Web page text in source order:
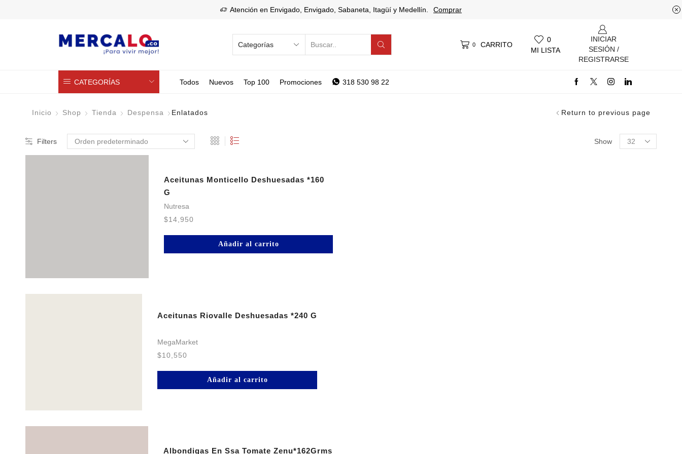
Atención en Envigado, Envigado, Sabaneta, Itagüí y Medellín. Comprar
SEARCH
0 CARRITO
0
MI LISTA
INICIAR
SESIÓN /
REGISTRARSE
CATEGORÍAS Todos Nuevos Top 100 Promociones 318 530 98 22
Inicio Shop Tienda Despensa Enlatados Return to previous page
Filters Show
Products
per
Aceitunas Monticello Deshuesadas *160
G
Nutresa
$14,950
Añadir al carrito
Aceitunas Riovalle Deshuesadas *240 G
MegaMarket
$10,550
Añadir al carrito
Albondigas En Ssa Tomate Zenu*162Grms